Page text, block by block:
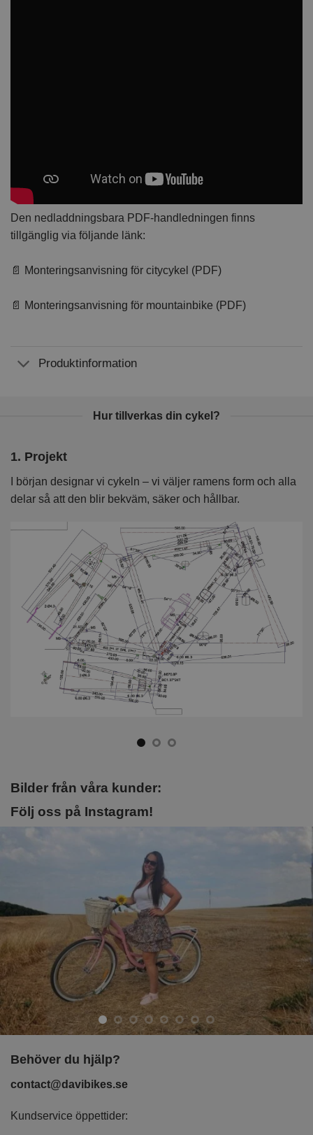
Den nedladdningsbara PDF-handledningen finns
tillgänglig via följande länk:
📄 Monteringsanvisning för citycykel (PDF)
📄 Monteringsanvisning för mountainbike (PDF)
Produktinformation
Hur tillverkas din cykel?
1. Projekt
I början designar vi cykeln – vi väljer ramens form och alla
delar så att den blir bekväm, säker och hållbar.
Bilder från våra kunder:
Följ oss på Instagram!
Behöver du hjälp?
contact@davibikes.se
Kundservice öppettider: